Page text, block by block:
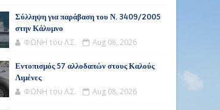
Σύλληψη για παράβαση του Ν. 3409/2005
στην Κάλυμνο
ΦΩΝΗ του Λ.Σ. Aug 08, 2026
Εντοπισμός 57 αλλοδαπών στους Καλούς
Λιμένες
ΦΩΝΗ του Λ.Σ. Aug 08, 2026